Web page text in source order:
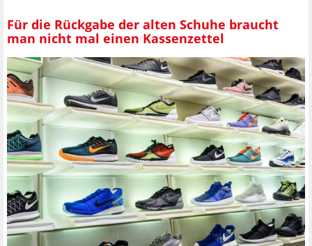
Für die Rückgabe der alten Schuhe braucht
man nicht mal einen Kassenzettel